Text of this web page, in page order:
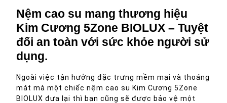
Nệm cao su mang thương hiệu
Kim Cương 5Zone BIOLUX – Tuyệt
đối an toàn với sức khỏe người sử
dụng.
Ngoài việc tận hưởng đặc trưng mềm mại và thoáng
mát mà một chiếc nệm cao su Kim Cương 5Zone
BIOLUX đưa lại thì bạn cũng sẽ được bảo vệ một